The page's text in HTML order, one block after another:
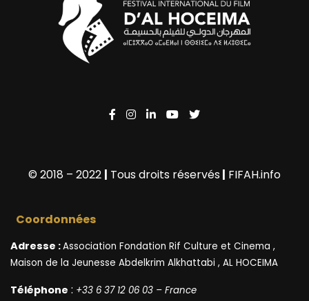
© 2018 – 2022 | Tous droits réservés| FIFAH.info
Coordonnées
Adresse :Association Fondation Rif Culture et Cinema ,
Maison de la Jeunesse Abdelkrim Alkhattabi , AL HOCEIMA
Téléphone : +33 6 37 12 06 03 – France